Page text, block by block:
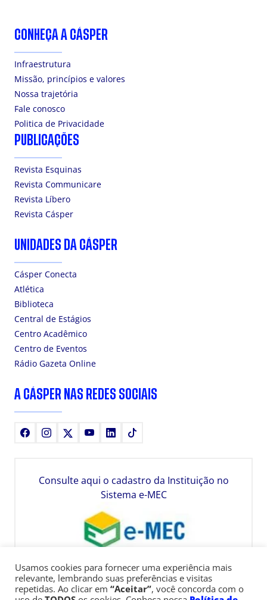
CONHEÇA A CÁSPER
Infraestrutura
Missão, princípios e valores
Nossa trajetória
Fale conosco
Politica de Privacidade
PUBLICAÇÕES
Revista Esquinas
Revista Communicare
Revista Líbero
Revista Cásper
UNIDADES DA CÁSPER
Cásper Conecta
Atlética
Biblioteca
Central de Estágios
Centro Acadêmico
Centro de Eventos
Rádio Gazeta Online
A CÁSPER NAS REDES SOCIAIS
FacebookInstagram YoutubeLinkedIn
Consulte aqui o cadastro da Instituição no
Sistema e-MEC
Usamos cookies para fornecer uma experiência mais
relevante, lembrando suas preferências e visitas
repetidas. Ao clicar em “Aceitar”, você concorda com o